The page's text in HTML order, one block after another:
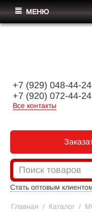
+7 (929) 048-44-24
+7 (920) 072-44-24
Все контакты
Стать оптовым
МЕНЮ
Главная / Каталог /